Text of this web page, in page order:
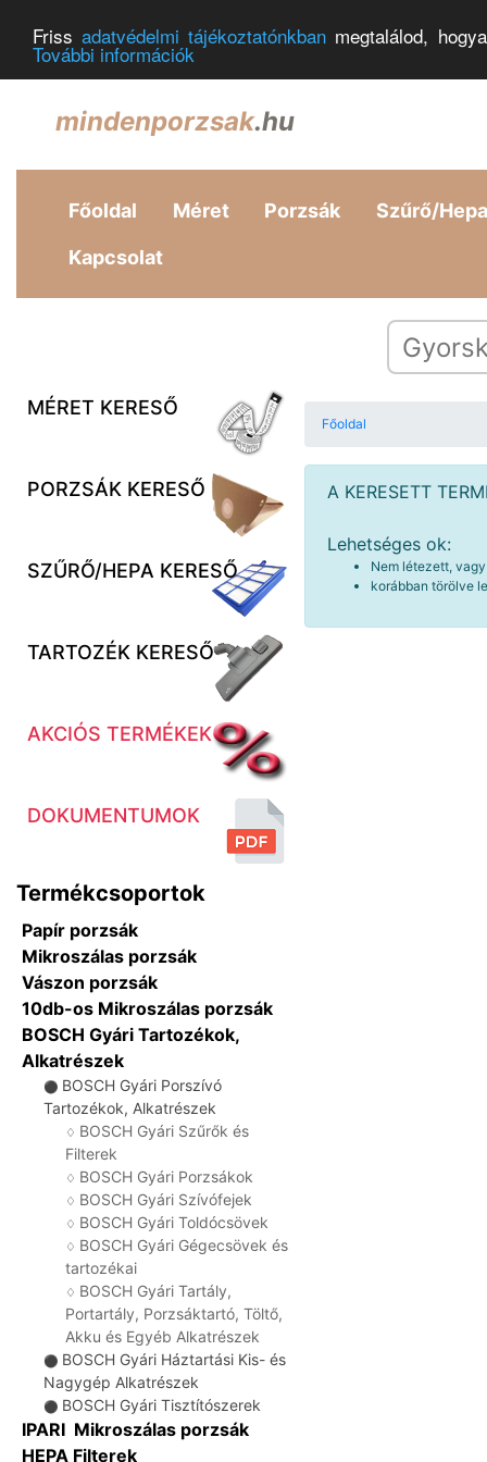
Frissadatvédelmi tájékoztatónkban megtalálod,
További információk
mindenporzsak.hu
Főoldal Méret Porzsák Szűrő/Hepa
Kapcsolat
MÉRET KERESŐ
PORZSÁK KERESŐ
SZŰRŐ/HEPA KERESŐ
TARTOZÉK KERESŐ
AKCIÓS TERMÉKEK
DOKUMENTUMOK
Termékcsoportok
Papír porzsák
Mikroszálas porzsák
Vászon porzsák
10db-os Mikroszálas porzsák
BOSCH Gyári Tartozékok,
Alkatrészek
⚫ BOSCH Gyári Porszívó
Tartozékok, Alkatrészek
♢ BOSCH Gyári Szűrők és
Filterek
♢ BOSCH Gyári Porzsákok
♢ BOSCH Gyári Szívófejek
♢ BOSCH Gyári Toldócsövek
♢ BOSCH Gyári Gégecsövek és
tartozékai
♢ BOSCH Gyári Tartály,
Portartály, Porzsáktartó, Töltő,
Akku és Egyéb Alkatrészek
⚫ BOSCH Gyári Háztartási Kis- és
Nagygép Alkatrészek
⚫ BOSCH Gyári Tisztítószerek
IPARI Mikroszálas porzsák
HEPA Filterek
Főoldal
A KERESETT
Lehetséges ok:
Nem létezett, vagy
korábban törölve